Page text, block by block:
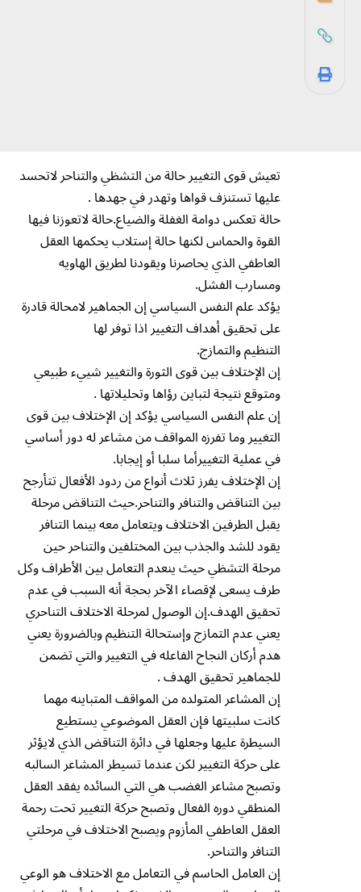
تعيش قوى التغيير حالة من التشظي والتناحر لاتحسد
عليها تستنزف قواها وتهدر في جهدها .
حالة تعكس دوامة الغفلة والضياع.حالة لاتعوزنا فيها
القوة والحماس لكنها حالة إستلاب يحكمها العقل
العاطفي الذي يحاصرنا ويقودنا لطريق الهاويه
ومسارب الفشل.
يؤكد علم النفس السياسي إن الجماهير لامحالة قادرة
على تحقيق أهداف التغيير اذا توفر لها
التنظيم والتمازج.
إن الإختلاف بين قوى الثورة والتغيير شييء طبيعي
ومتوقع نتيجة لتباين رؤاها وتحليلاتها .
إن علم النفس السياسي يؤكد إن الإختلاف بين قوى
التغيير وما تفرزه المواقف من مشاعر له دور أساسي
في عملية التغييرأما سلبا أو إيجابا.
إن الإختلاف يفرز ثلاث أنواع من ردود الأفعال تتأرجح
بين التناقض والتنافر والتناحر.حيث التناقض مرحلة
يقبل الطرفين الاختلاف ويتعامل معه بينما التنافر
يقود للشد والجذب بين المختلفين والتناحر حين
مرحلة التشظي حيث ينعدم التعامل بين الأطراف وكل
طرف يسعى لإقصاء الآخر بحجة أنه السبب في عدم
تحقيق الهدف.إن الوصول لمرحلة الاختلاف التناحري
يعني عدم التمازج وإستحالة التنظيم وبالضرورة يعني
هدم أركان النجاح الفاعله في التغيير والتي تضمن
للجماهير تحقيق الهدف .
إن المشاعر المتولده من المواقف المتباينه مهما
كانت سلبيتها فإن العقل الموضوعي يستطيع
السيطرة عليها وجعلها في دائرة التناقض الذي لايؤثر
على حركة التغيير لكن عندما تسيطر المشاعر السالبه
وتصبح مشاعر الغضب هي التي السائده يفقد العقل
المنطقي دوره الفعال وتصبح حركة التغيير تحت رحمة
العقل العاطفي المأزوم ويصبح الاختلاف في مرحلتي
التنافر والتناحر.
إن العامل الحاسم في التعامل مع الاختلاف هو الوعي